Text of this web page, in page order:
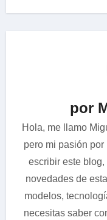
por
Hola, me llamo
pero mi pasión
escribir este
novedades de
modelos,
necesitas saber